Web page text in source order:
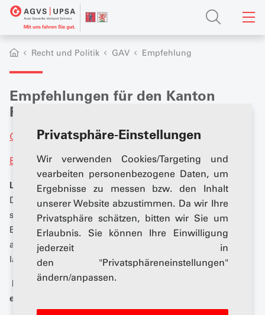
Privatsphäre-Einstellungen
Wir verwenden Cookies/Targeting und
vearbeiten personenbezogene Daten, um
Ergebnisse zu messen bzw. den Inhalt
unserer Website abzustimmen. Da wir Ihre
Privatsphäre schätzen, bitten wir Sie um
Erlaubnis. Sie können Ihre Einwilligung
jederzeit in
den "Privatsphäreneinstellungen"
ändern/anpassen.
Recht und Politik GAV Empfehlung
Empfehlungen für den Kanton
Freiburg
GAV Empfehlung
Berufsbildungsfond
Löhne 2026
Die UPSA – Sektion Freiburg empfiehlt keine
systematische Lohnerhöhung. Sie überlässt es jedem
Einzelnen, die Vergütung nach eigenem Ermessen
anzupassen. Zur Information: Der Verbraucherpreisindex
lag Ende Oktober 2025 bei 0,3%.
Es wird empfohlen, die folgenden Mindestlöhne
einzuhalten: